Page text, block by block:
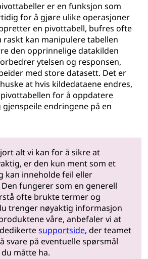
er en funksjon som
for å gjøre ulike operasjoner
en pivottabell, bufres ofte
raskt kan manipulere tabellen
den opprinnelige datakilden
ytelsen og responsen,
med store datasett. Det er
at hvis kildedataene endres,
for å oppdatere
endringene på en
alt vi kan for å sikre at
er den kun ment som et
kan inneholde feil eller
fungerer som en generell
ofte brukte termer og
trenger nøyaktig informasjon
våre, anbefaler vi at
supportside, der teamet
svare på eventuelle spørsmål
måtte ha.